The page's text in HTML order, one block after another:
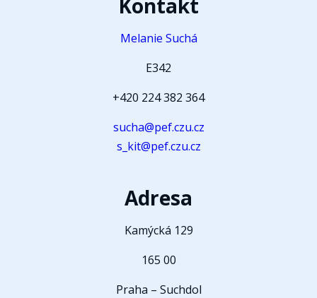
Kontakt
Melanie Suchá
E342
+420 224 382 364
sucha@pef.czu.cz
s_kit@pef.czu.cz
Adresa
Kamýcká 129
165 00
Praha – Suchdol